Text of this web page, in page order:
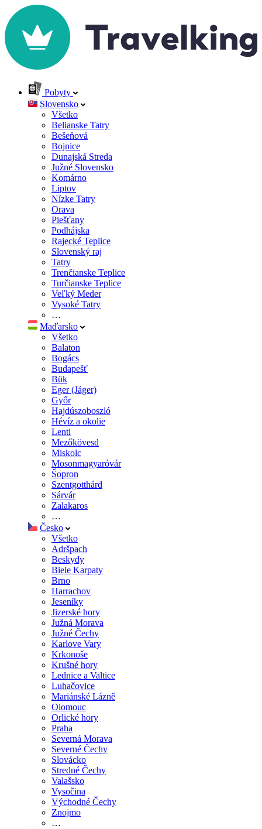
Pobyty
Slovensko
Všetko
Belianske Tatry
Bešeňová
Bojnice
Dunajská Streda
Južné Slovensko
Komárno
Liptov
Nízke Tatry
Orava
Piešťany
Podhájska
Rajecké Teplice
Slovenský raj
Tatry
Trenčianske Teplice
Turčianske Teplice
Veľký Meder
Vysoké Tatry
…
Maďarsko
Všetko
Balaton
Bogács
Budapešť
Bük
Eger (Jáger)
Győr
Hajdúszoboszló
Hévíz a okolie
Lenti
Mezőkövesd
Miskolc
Mosonmagyaróvár
Šopron
Szentgotthárd
Sárvár
Zalakaros
…
Česko
Všetko
Adršpach
Beskydy
Biele Karpaty
Brno
Harrachov
Jeseníky
Jizerské hory
Južná Morava
Južné Čechy
Karlove Vary
Krkonoše
Krušné hory
Lednice a Valtice
Luhačovice
Mariánské Lázně
Olomouc
Orlické hory
Praha
Severná Morava
Severné Čechy
Slovácko
Stredné Čechy
Valašsko
Vysočina
Východné Čechy
Znojmo
…